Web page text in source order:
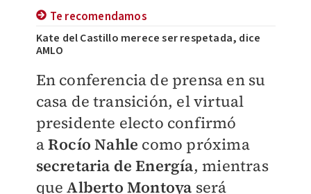
Te recomendamos
Kate del Castillo merece ser respetada, dice
AMLO
En conferencia de prensa en su
casa de transición, el virtual
presidente electo confirmó
aRocío Nahle como próxima
secretaria de Energía, mientras
queAlberto Montoya será